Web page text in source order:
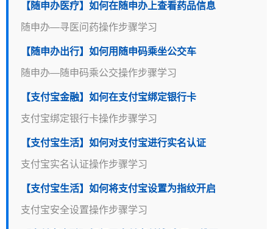
【随申办医疗】如何在随申办上查看药品信息
随申办—寻医问药操作步骤学习
【随申办出行】如何用随申码乘坐公交车
随申办—随申码乘公交操作步骤学习
【支付宝金融】如何在支付宝绑定银行卡
支付宝绑定银行卡操作步骤学习
【支付宝生活】如何对支付宝进行实名认证
支付宝实名认证操作步骤学习
【支付宝生活】如何将支付宝设置为指纹开启
支付宝安全设置操作步骤学习